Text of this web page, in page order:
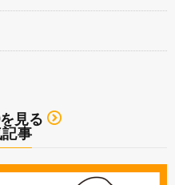
見る
事